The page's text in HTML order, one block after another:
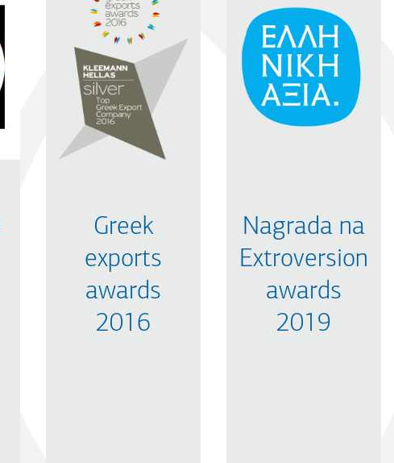
Greek
exports
awards
2016
Nagrada na
Extroversion
awards
2019